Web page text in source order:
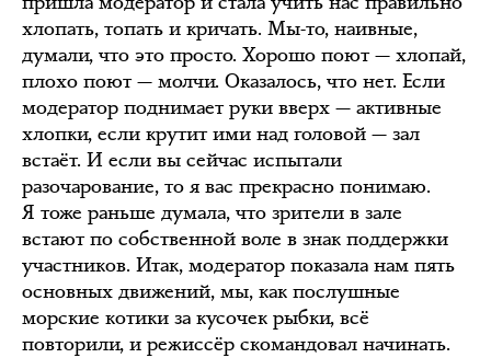
хлопать, топать и кричать. Мы-то, наивные,
думали, что это просто. Хорошо поют — хлопай,
плохо поют — молчи. Оказалось, что нет. Если
модератор поднимает руки вверх — активные
хлопки, если крутит ими над головой — зал
встаёт. И если вы сейчас испытали
разочарование, то я вас прекрасно понимаю.
Я тоже раньше думала, что зрители в зале
встают по собственной воле в знак поддержки
участников. Итак, модератор показала нам пять
основных движений, мы, как послушные
морские котики за кусочек рыбки, всё
повторили, и режиссёр скомандовал начинать.